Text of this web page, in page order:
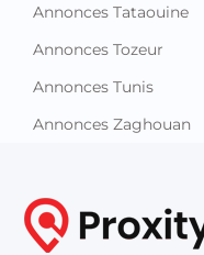
Annonces Tataouine
Annonces Tozeur
Annonces Tunis
Annonces Zaghouan